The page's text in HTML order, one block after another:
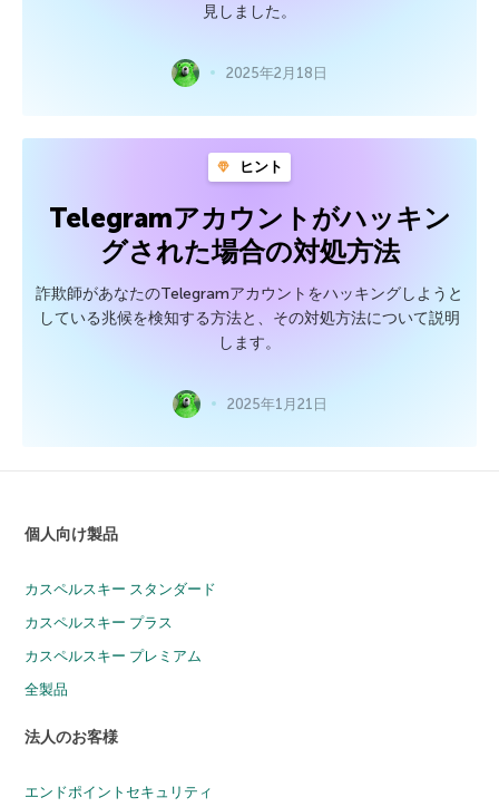
見しました。
2025年2月18日
ヒント
Telegramアカウントがハッキン
グされた場合の対処方法
詐欺師があなたのTelegramアカウントをハッキングしようと
している兆候を検知する方法と、その対処方法について説明
します。
2025年1月21日
個人向け製品
カスペルスキー スタンダード
カスペルスキー プラス
カスペルスキー プレミアム
全製品
法人のお客様
エンドポイントセキュリティ